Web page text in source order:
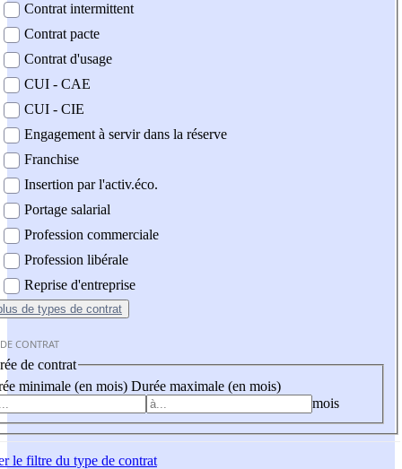
Contrat intermittent
Contrat pacte
Contrat d'usage
CUI - CAE
CUI - CIE
Engagement à servir dans la réserve
Franchise
Insertion par l'activ.éco.
Portage salarial
Profession commerciale
Profession libérale
Reprise d'entreprise
de types de contrat
CONTRAT
de contrat
minimale (en mois) Durée maximale (en mois)
mois
le filtre du type de contrat